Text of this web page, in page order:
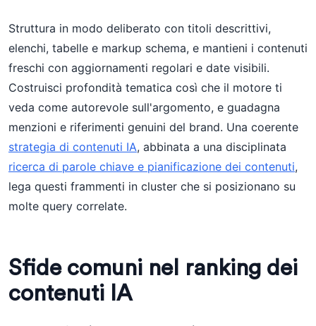
Struttura in modo deliberato con titoli descrittivi,
elenchi, tabelle e markup schema, e mantieni i contenuti
freschi con aggiornamenti regolari e date visibili.
Costruisci profondità tematica così che il motore ti
veda come autorevole sull'argomento, e guadagna
menzioni e riferimenti genuini del brand. Una coerente
strategia di contenuti IA, abbinata a una disciplinata
ricerca di parole chiave e pianificazione dei contenuti,
lega questi frammenti in cluster che si posizionano su
molte query correlate.
Sfide comuni nel ranking dei
contenuti IA